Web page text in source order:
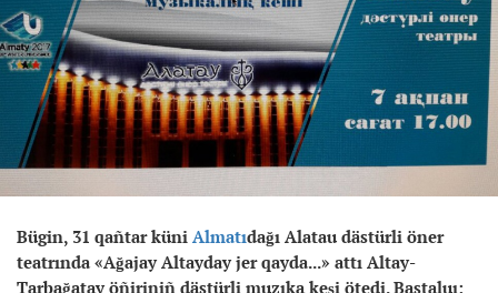
Bügin, 31 qañtar küni Almatıdağı Alatau dästürli öner
teatrında «Ağajay Altayday jer qayda...» attı Altay-
Tarbağatay öñiriniñ dästürli muzıka keşi ötedi. Bastaluı: